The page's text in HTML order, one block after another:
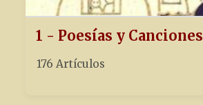
1 - Poesías y Canciones
176 Artículos